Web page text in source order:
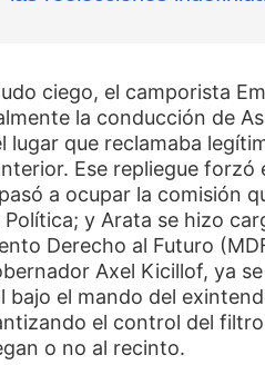
ciego, el camporista
la conducción de
lugar que reclamaba
Ese repliegue forzó
a ocupar la comisión
y Arata se hizo
Derecho al Futuro
Axel Kicillof, ya
bajo el mando del
el control del
o no al recinto.